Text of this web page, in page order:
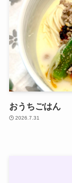
おうちごはん
2026.7.31